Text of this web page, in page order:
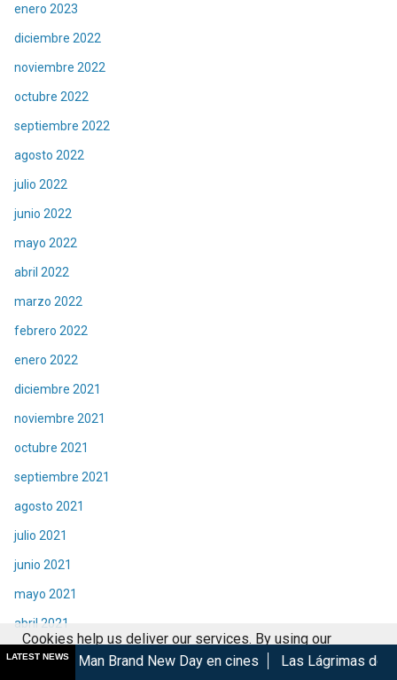
enero 2023
diciembre 2022
noviembre 2022
octubre 2022
septiembre 2022
agosto 2022
julio 2022
junio 2022
mayo 2022
abril 2022
marzo 2022
febrero 2022
enero 2022
diciembre 2021
noviembre 2021
octubre 2021
septiembre 2021
agosto 2021
julio 2021
junio 2021
mayo 2021
abril 2021
marzo 2021
LATEST NEWS
New Day en cines Las Lágrimas de Bael gana en el
Cookies help us deliver our services. By using our
services, you agree to our use of cookies.
Got it